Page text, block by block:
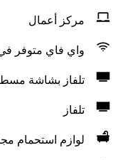
مركز أعمال
واي فاي متوفر
تلفاز بشاشة
تلفاز
لوازم استحمام